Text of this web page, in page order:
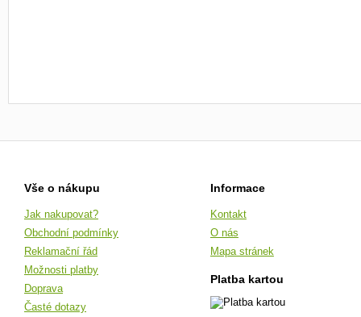
Vše o nákupu
Jak nakupovat?
Obchodní podmínky
Reklamační řád
Možnosti platby
Doprava
Časté dotazy
Informace
Kontakt
O nás
Mapa stránek
Platba kartou